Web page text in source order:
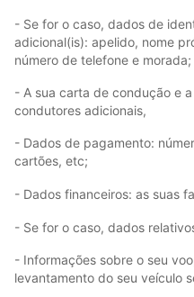
- Se for o caso, dados de
adicional(is): apelido, nome
número de telefone e morada;
- A sua carta de condução e
condutores adicionais,
- Dados de pagamento:
cartões, etc;
- Dados financeiros: as suas
- Se for o caso, dados
- Informações sobre o seu
levantamento do seu veículo